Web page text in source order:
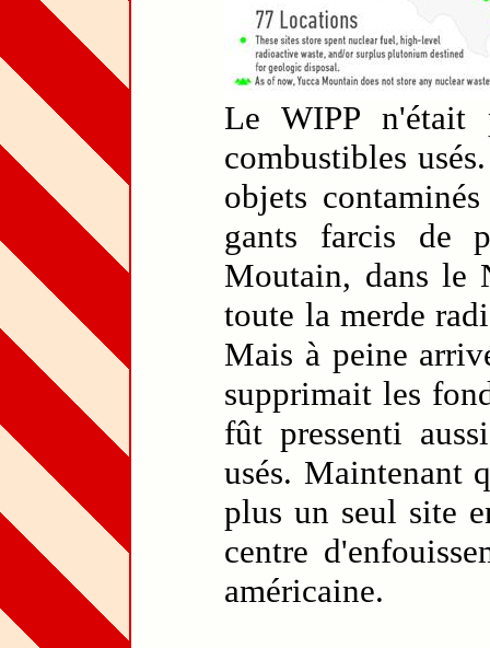
Le WIPP n'était
combustibles
objets
gants farcis de
Moutain, dans le
toute la merde
Mais à peine
supprimait les
fût pressenti
usés. Maintenant
plus un seul site
centre
américaine.